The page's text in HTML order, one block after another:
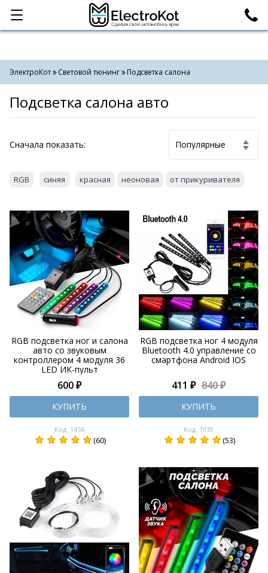
Категории Поиск
ЭлектроКот Световой тюнинг Подсветка салона
Подсветка салона авто
Cначала показать:
RGB синяя красная неоновая от прикуривателя
RGB подсветка ног и салона
авто со звуковым
контроллером 4 модуля 36
LED ИК-пульт
600 ₽
КУПИТЬ
Код: 1456
(60)
RGB подсветка ног 4 модуля
Bluetooth 4.0 управление со
смартфона Android IOS
411 ₽ 840 ₽
КУПИТЬ
Код: 1939
(53)